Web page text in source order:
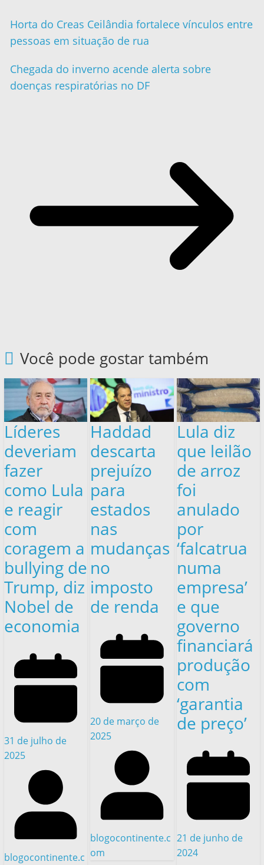
Horta do Creas Ceilândia fortalece vínculos entre
pessoas em situação de rua
Chegada do inverno acende alerta sobre
doenças respiratórias no DF
Você pode gostar também
Líderes
deveriam
fazer
como Lula
e reagir
com
coragem a
bullying de
Trump, diz
Nobel de
economia
31 de julho de
2025
blogocontinente.c
Haddad
descarta
prejuízo
para
estados
nas
mudanças
no
imposto
de renda
20 de março de
2025
blogocontinente.c
om
Lula diz
que leilão
de arroz
foi
anulado
por
‘falcatrua
numa
empresa’
e que
governo
financiará
produção
com
‘garantia
de preço’
21 de junho de
2024